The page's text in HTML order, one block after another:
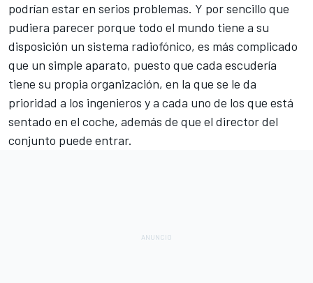
podrían estar en serios problemas. Y por sencillo que
pudiera parecer porque todo el mundo tiene a su
disposición un sistema radiofónico, es más complicado
que un simple aparato, puesto que cada escudería
tiene su propia organización, en la que se le da
prioridad a los ingenieros y a cada uno de los que está
sentado en el coche, además de que el director del
conjunto puede entrar.